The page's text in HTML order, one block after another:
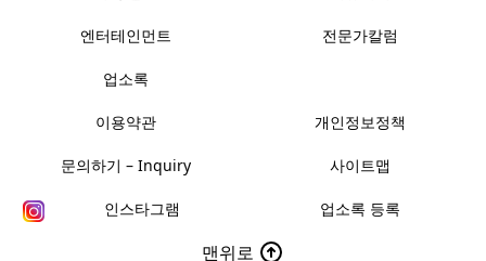
엔터테인먼트 전문가칼럼
업소록
이용약관 개인정보정책
문의하기 – Inquiry 사이트맵
인스타그램 업소록 등록
맨위로